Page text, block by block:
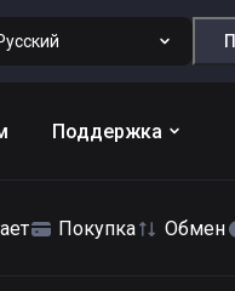
Поддержка
Покупка Обмен